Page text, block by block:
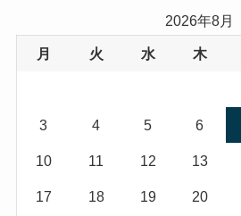
2026年8月
月 火 水 木
3 4 5 6
10 11 12 13
17 18 19 20